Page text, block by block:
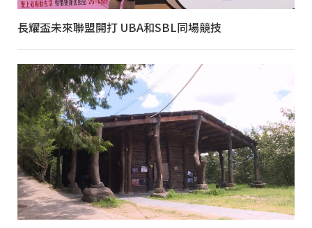
長耀盃未來聯盟開打 UBA和SBL同場競技